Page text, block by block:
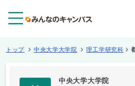
トップ 中央大学大学院 理工学研究科
中央大学大学院